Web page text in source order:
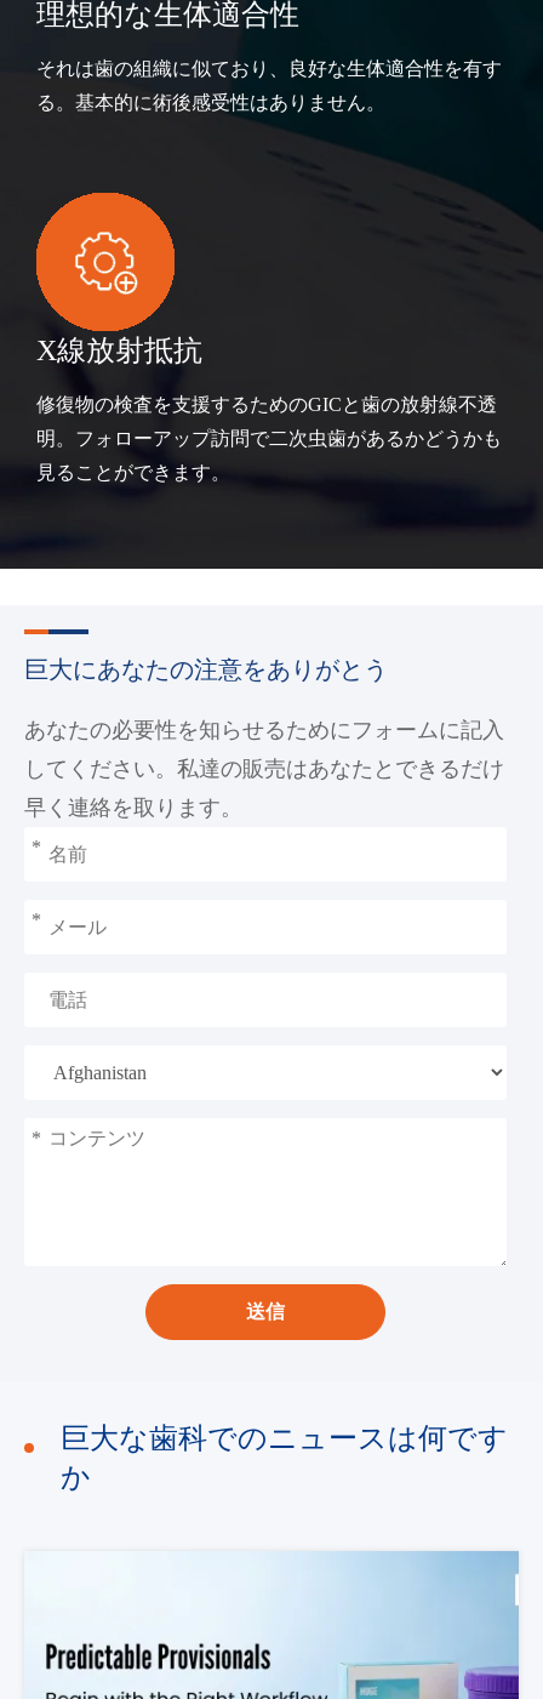
理想的な生体適合性
それは歯の組織に似ており、良好な生体適合性を有す
る。基本的に術後感受性はありません。
X線放射抵抗
修復物の検査を支援するためのGICと歯の放射線不透
明。フォローアップ訪問で二次虫歯があるかどうかも
見ることができます。
巨大にあなたの注意をありがとう
あなたの必要性を知らせるためにフォームに記入
してください。私達の販売はあなたとできるだけ
早く連絡を取ります。
*
*
*
送信
巨大な歯科でのニュースは何です
か